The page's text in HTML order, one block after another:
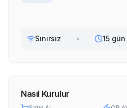
Sınırsız • 15 gün
Nasıl Kurulur